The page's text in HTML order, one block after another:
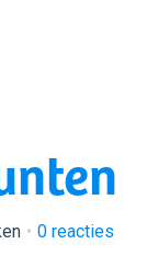
0 reacties